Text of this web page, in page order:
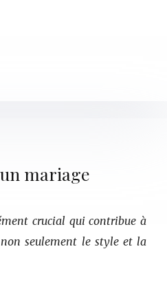
mariage
crucial qui contribue à
seulement le style et la